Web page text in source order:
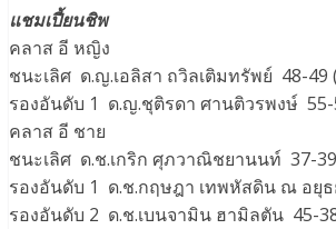
แชมเปี้ยนชิพ
คลาส อี หญิง
ชนะเลิศ ด.ญ.เอลิสา ถวิลเติมทรัพย์ 48-49
รองอันดับ 1 ด.ญ.ชุติรดา ศานติวรพงษ์ 55-
คลาส อี ชาย
ชนะเลิศ ด.ช.เกริก ศุภวาณิชยานนท์ 37-
รองอันดับ 1 ด.ช.กฤษฎา เทพหัสดิน ณ อยุธ
รองอันดับ 2 ด.ช.เบนจามิน ฮามิลตัน 45-